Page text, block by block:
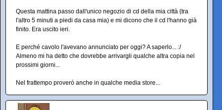
Questa mattina passo dall'unico negozio di cd della mia città (tra
l'altro 5 minuti a piedi da casa mia) e mi dicono che il cd l'hanno già
finito. Era uscito ieri.
E perché cavolo l'avevano annunciato per oggi? A saperlo... :/
Almeno mi ha detto che dovrebbe arrivargli qualche altra copia nel
prossimi giorni...
Nel frattempo proverò anche in qualche media store...